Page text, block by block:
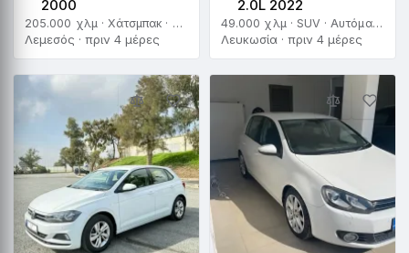
2000
205.000 χλμ · Χάτσμπακ · Χειροκίνητο
Λεμεσός · πριν 4 μέρες
2.0L 2022
49.000 χλμ · SUV · Αυτόματο
Λευκωσία · πριν 4 μέρες